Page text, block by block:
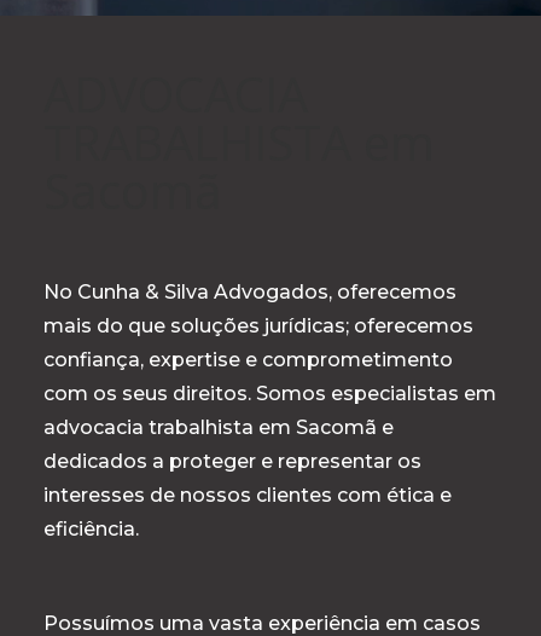
No Cunha & Silva Advogados, oferecemos
mais do que soluções jurídicas; oferecemos
confiança, expertise e comprometimento
com os seus direitos. Somos especialistas em
advocacia trabalhista em Sacomã e
dedicados a proteger e representar os
interesses de nossos clientes com ética e
eficiência.
Possuímos uma vasta experiência em casos